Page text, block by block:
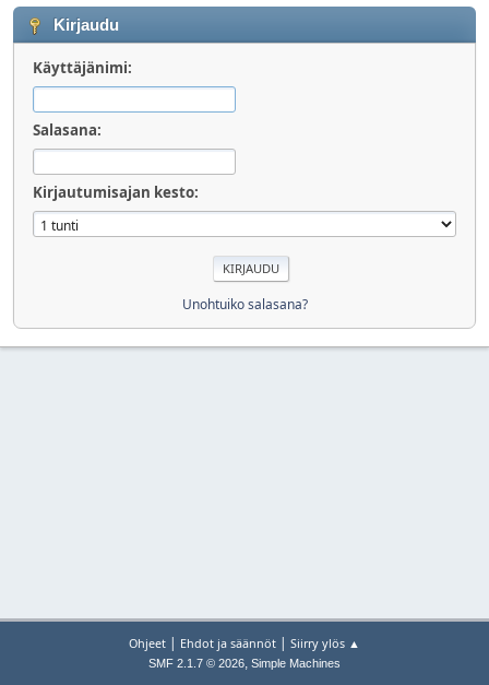
Kirjaudu
Käyttäjänimi:
Salasana:
Kirjautumisajan kesto:
Unohtuiko salasana?
Ohjeet | Ehdot ja säännöt | Siirry ylös ▲
SMF 2.1.7 © 2026, Simple Machines